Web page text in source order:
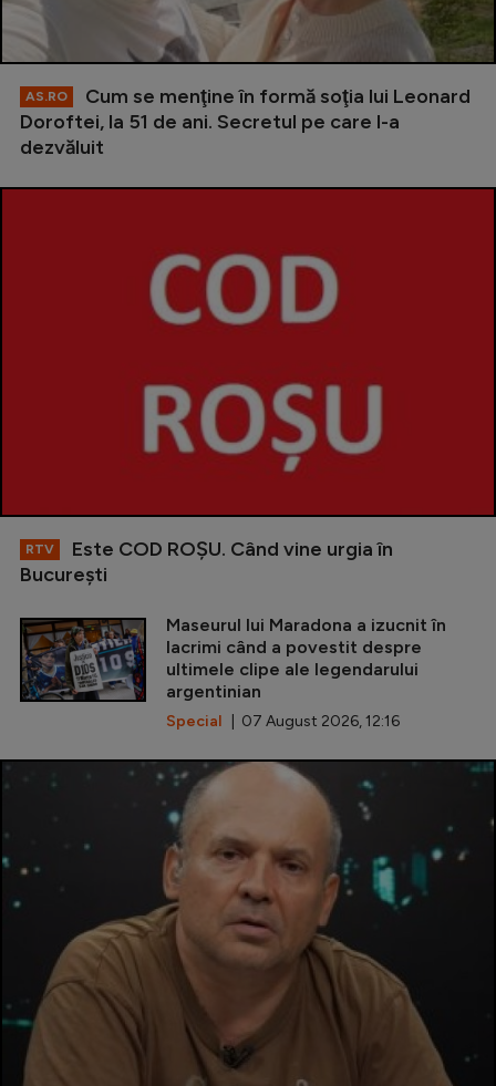
AS.RO
Cum se menţine în formă soţia lui Leonard
Doroftei, la 51 de ani. Secretul pe care l-a
dezvăluit
RTV
Este COD ROŞU. Când vine urgia în
Bucureşti
Maseurul lui Maradona a izucnit în
lacrimi când a povestit despre
ultimele clipe ale legendarului
argentinian
Special | 07 August 2026, 12:16